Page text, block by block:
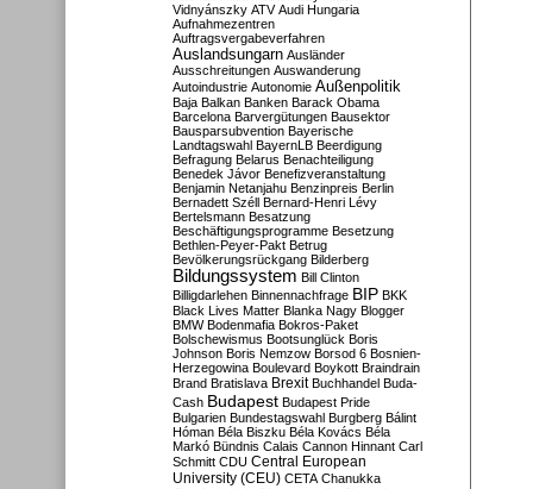
Vidnyánszky ATV Audi Hungaria
Aufnahmezentren
Auftragsvergabeverfahren
Auslandsungarn Ausländer
Ausschreitungen Auswanderung
Autoindustrie Autonomie Außenpolitik
Baja Balkan Banken Barack Obama
Barcelona Barvergütungen Bausektor
Bausparsubvention Bayerische
Landtagswahl BayernLB Beerdigung
Befragung Belarus Benachteiligung
Benedek Jávor Benefizveranstaltung
Benjamin Netanjahu Benzinpreis Berlin
Bernadett Széll Bernard-Henri Lévy
Bertelsmann Besatzung
Beschäftigungsprogramme Besetzung
Bethlen-Peyer-Pakt Betrug
Bevölkerungsrückgang Bilderberg
Bildungssystem Bill Clinton
Billigdarlehen Binnennachfrage BIP BKK
Black Lives Matter Blanka Nagy Blogger
BMW Bodenmafia Bokros-Paket
Bolschewismus Bootsunglück Boris
Johnson Boris Nemzow Borsod 6 Bosnien-
Herzegowina Boulevard Boykott Braindrain
Brand Bratislava Brexit Buchhandel Buda-
Cash Budapest Budapest Pride
Bulgarien Bundestagswahl Burgberg Bálint
Hóman Béla Biszku Béla Kovács Béla
Markó Bündnis Calais Cannon Hinnant Carl
Schmitt CDU Central European
University (CEU) CETA Chanukka